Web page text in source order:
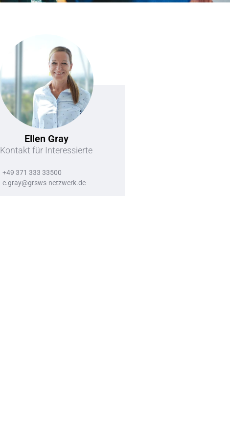
Ellen Gray
Kontakt für Interessierte
+49 371 333 33500
e.gray@grsws-netzwerk.de